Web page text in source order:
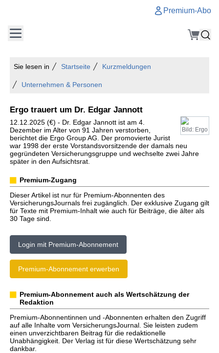
Premium-Abo
Sie lesen in Startseite Kurzmeldungen
Unternehmen & Personen
Ergo trauert um Dr. Edgar Jannott
Bild: Ergo
12.12.2025 (€) - Dr. Edgar Jannott ist am 4.
Dezember im Alter von 91 Jahren verstorben,
berichtet die Ergo Group AG. Der promovierte Jurist
war 1998 der erste Vorstandsvorsitzende der damals neu
gegründeten Versicherungsgruppe und wechselte zwei Jahre
später in den Aufsichtsrat.
Premium-Zugang
Dieser Artikel ist nur für Premium-Abonnenten des
VersicherungsJournals frei zugänglich. Der exklusive Zugang gilt
für Texte mit Premium-Inhalt wie auch für Beiträge, die älter als
30 Tage sind.
Login mit Premium-Abonnement
Premium-Abonnement erwerben
Premium-Abonnement auch als Wertschätzung der
Redaktion
Premium-Abonnentinnen und -Abonnenten erhalten den Zugriff
auf alle Inhalte vom VersicherungsJournal. Sie leisten zudem
einen unverzichtbaren Beitrag für die redaktionelle
Unabhängigkeit. Der Verlag ist für diese Wertschätzung sehr
dankbar.